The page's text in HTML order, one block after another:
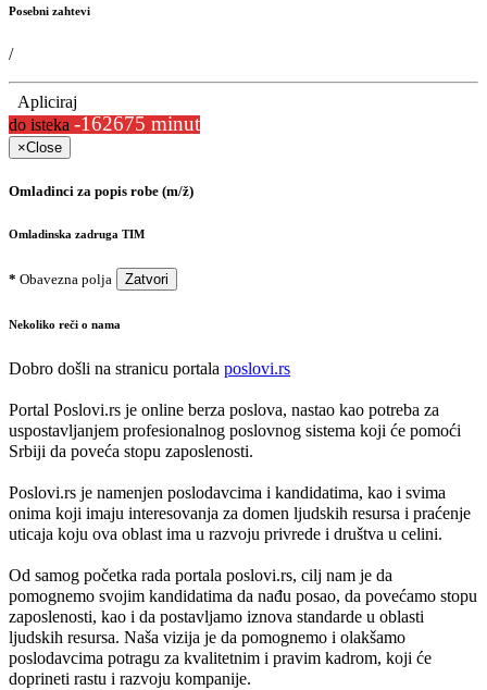
Posebni zahtevi
/
Apliciraj
do isteka -162675 minut
×Close
Omladinci za popis robe (m/ž)
Omladinska zadruga TIM
* Obavezna polja Zatvori
Nekoliko reči o nama
Dobro došli na stranicu portala poslovi.rs
Portal Poslovi.rs je online berza poslova, nastao kao potreba za
uspostavljanjem profesionalnog poslovnog sistema koji će pomoći
Srbiji da poveća stopu zaposlenosti.
Poslovi.rs je namenjen poslodavcima i kandidatima, kao i svima
onima koji imaju interesovanja za domen ljudskih resursa i praćenje
uticaja koju ova oblast ima u razvoju privrede i društva u celini.
Od samog početka rada portala poslovi.rs, cilj nam je da
pomognemo svojim kandidatima da nađu posao, da povećamo stopu
zaposlenosti, kao i da postavljamo iznova standarde u oblasti
ljudskih resursa. Naša vizija je da pomognemo i olakšamo
poslodavcima potragu za kvalitetnim i pravim kadrom, koji će
doprineti rastu i razvoju kompanije.